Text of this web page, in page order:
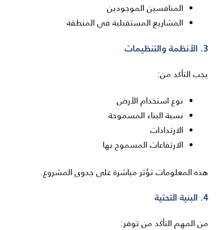
المنافسين الموجودين
المشاريع المستقبلية في المنطقة
3. الأنظمة والتنظيمات
يجب التأكد من:
نوع استخدام الأرض
نسبة البناء المسموحة
الارتدادات
الارتفاعات المسموح بها
هذه المعلومات تؤثر مباشرة على جدوى المشروع.
4. البنية التحتية
من المهم التأكد من توفر: